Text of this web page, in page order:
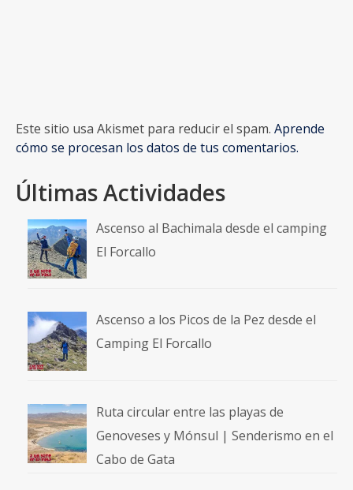
Este sitio usa Akismet para reducir el spam. Aprende
cómo se procesan los datos de tus comentarios.
Últimas Actividades
Ascenso al Bachimala desde el camping
El Forcallo
Ascenso a los Picos de la Pez desde el
Camping El Forcallo
Ruta circular entre las playas de
Genoveses y Mónsul | Senderismo en el
Cabo de Gata